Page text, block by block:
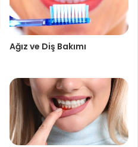
Ağız ve Diş Bakımı